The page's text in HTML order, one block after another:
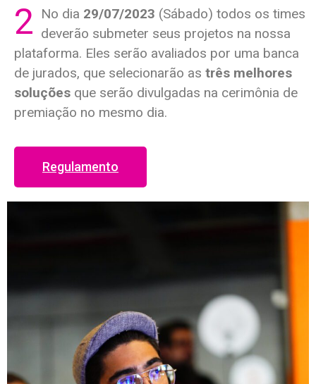
2 No dia 29/07/2023 (Sábado) todos os times
deverão submeter seus projetos na nossa
plataforma. Eles serão avaliados por uma banca
de jurados, que selecionarão as três melhores
soluções que serão divulgadas na cerimônia de
premiação no mesmo dia.
Regulamento